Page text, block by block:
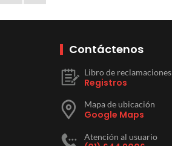
Contáctenos
Libro de reclamaciones
Registros
Mapa de ubicación
Google Maps
Atención al usuario